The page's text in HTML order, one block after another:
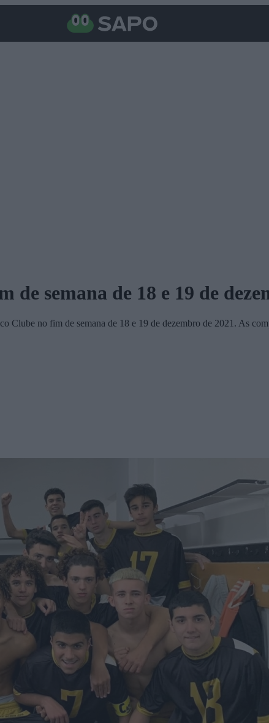
de semana de 18 e 19 de
Clube no fim de semana de 18 e 19 de dezembro de 2021. As